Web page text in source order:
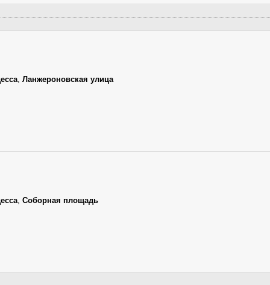
, Ланжероновская улица
, Соборная площадь